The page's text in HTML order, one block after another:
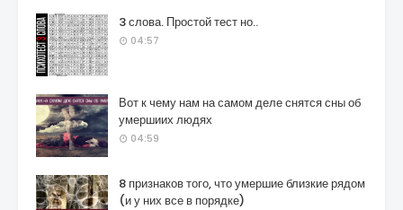
3 слова. Простой тест но..
04:57
Вот к чему нам на самом деле снятся сны об
умершиих людях
04:59
8 признаков того, что умершие близкие рядом
(и у них все в порядке)